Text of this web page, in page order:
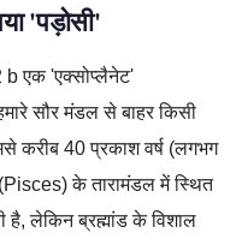
'पड़ोसी'
b एक 'एक्सोप्लैनेट'
सौर मंडल से बाहर किसी
करीब 40 प्रकाश वर्ष (लगभग
(Pisces) के तारामंडल में स्थित
लेकिन ब्रह्मांड के विशाल